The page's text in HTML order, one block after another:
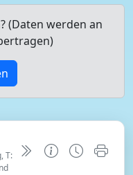
(Daten werden an
T: